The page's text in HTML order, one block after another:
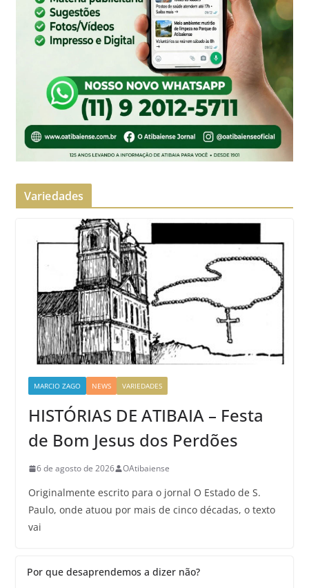
Variedades
MARCIO ZAGO NEWS VARIEDADES
HISTÓRIAS DE ATIBAIA – Festa
de Bom Jesus dos Perdões
6 de agosto de 2026 OAtibaiense
Originalmente escrito para o jornal O Estado de S.
Paulo, onde atuou por mais de cinco décadas, o texto
vai
Por que desaprendemos a dizer não?